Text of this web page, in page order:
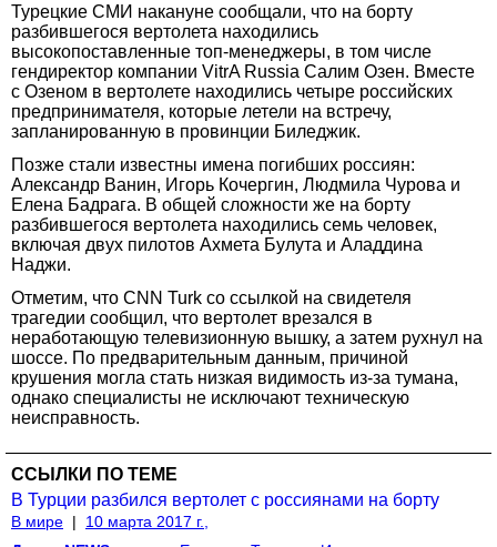
Турецкие СМИ накануне сообщали, что на борту
разбившегося вертолета находились
высокопоставленные топ-менеджеры, в том числе
гендиректор компании VitrA Russia Салим Озен. Вместе
с Озеном в вертолете находились четыре российских
предпринимателя, которые летели на встречу,
запланированную в провинции Биледжик.
Позже стали известны имена погибших россиян:
Александр Ванин, Игорь Кочергин, Людмила Чурова и
Елена Бадрага. В общей сложности же на борту
разбившегося вертолета находились семь человек,
включая двух пилотов Ахмета Булута и Аладдина
Наджи.
Отметим, что CNN Turk со ссылкой на свидетеля
трагедии сообщил, что вертолет врезался в
неработающую телевизионную вышку, а затем рухнул на
шоссе. По предварительным данным, причиной
крушения могла стать низкая видимость из-за тумана,
однако специалисты не исключают техническую
неисправность.
ССЫЛКИ ПО ТЕМЕ
В Турции разбился вертолет с россиянами на борту
В мире |
10 марта 2017 г.,